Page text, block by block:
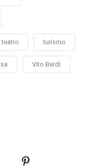
teatro turismo
Vito Bardi